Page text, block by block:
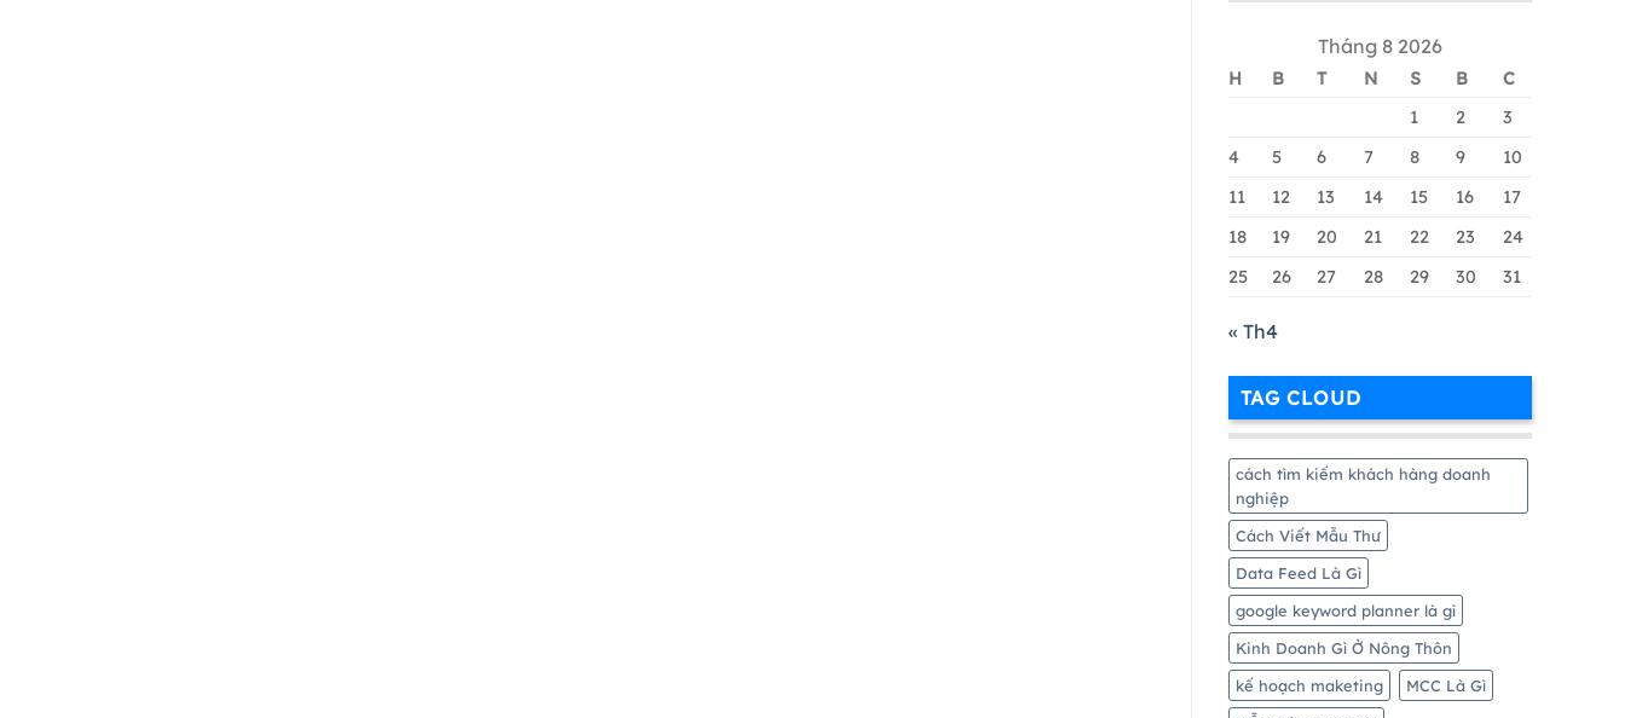
Tài
Google
Chi
Nhất
Tháng 8 2026
H B T N S B
C
1
2
3
4
5 6 7 8 9
10
11
12 13 14 15 16
17
18
19 20 21 22 23
24
25
26 27 28 29 30 31
« Th4
TAG CLOUD
cách tìm kiếm khách hàng doanh
nghiệp
Cách Viết Mẫu Thư
Data Feed Là Gì
google keyword planner là gì
Kinh Doanh Gì Ở Nông Thôn
kế hoạch maketing
MCC Là Gì